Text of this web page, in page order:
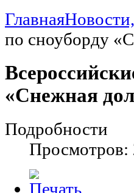
Главная
по сноуборду
«Снежная
Подробности
Просмотров: